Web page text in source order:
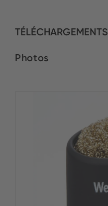
TÉLÉCHARGEMENTS
Photos